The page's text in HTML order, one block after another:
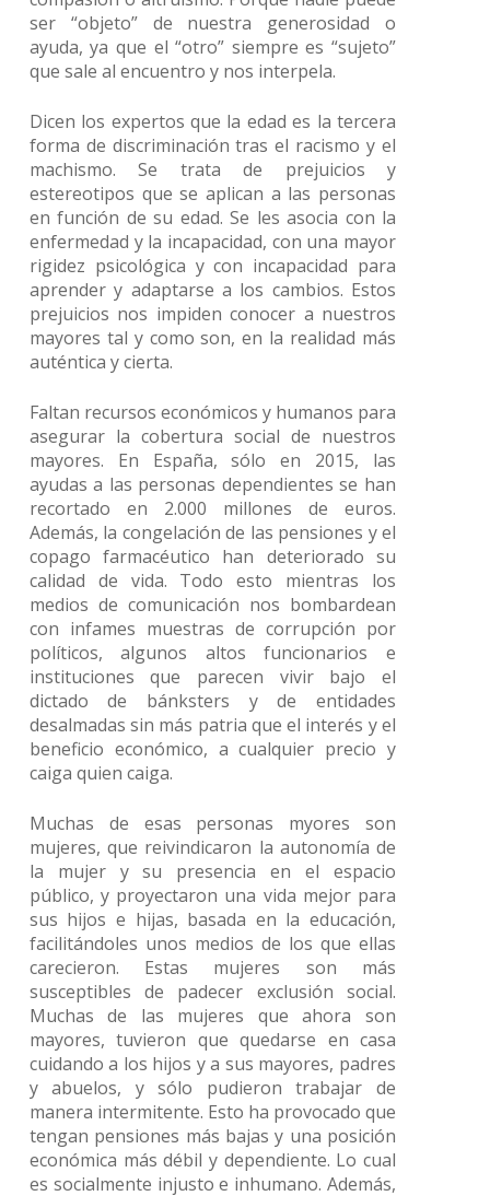
ser “objeto” de nuestra generosidad o
ayuda, ya que el “otro” siempre es “sujeto”
que sale al encuentro y nos interpela.
Dicen los expertos que la edad es la tercera
forma de discriminación tras el racismo y el
machismo. Se trata de prejuicios y
estereotipos que se aplican a las personas
en función de su edad. Se les asocia con la
enfermedad y la incapacidad, con una mayor
rigidez psicológica y con incapacidad para
aprender y adaptarse a los cambios. Estos
prejuicios nos impiden conocer a nuestros
mayores tal y como son, en la realidad más
auténtica y cierta.
Faltan recursos económicos y humanos para
asegurar la cobertura social de nuestros
mayores. En España, sólo en 2015, las
ayudas a las personas dependientes se han
recortado en 2.000 millones de euros.
Además, la congelación de las pensiones y el
copago farmacéutico han deteriorado su
calidad de vida. Todo esto mientras los
medios de comunicación nos bombardean
con infames muestras de corrupción por
políticos, algunos altos funcionarios e
instituciones que parecen vivir bajo el
dictado de bánksters y de entidades
desalmadas sin más patria que el interés y el
beneficio económico, a cualquier precio y
caiga quien caiga.
Muchas de esas personas myores son
mujeres, que reivindicaron la autonomía de
la mujer y su presencia en el espacio
público, y proyectaron una vida mejor para
sus hijos e hijas, basada en la educación,
facilitándoles unos medios de los que ellas
carecieron. Estas mujeres son más
susceptibles de padecer exclusión social.
Muchas de las mujeres que ahora son
mayores, tuvieron que quedarse en casa
cuidando a los hijos y a sus mayores, padres
y abuelos, y sólo pudieron trabajar de
manera intermitente. Esto ha provocado que
tengan pensiones más bajas y una posición
económica más débil y dependiente. Lo cual
es socialmente injusto e inhumano. Además,